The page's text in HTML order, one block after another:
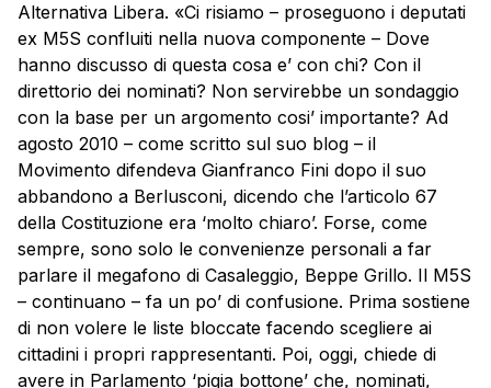
Alternativa Libera. «Ci risiamo – proseguono i deputati
ex M5S confluiti nella nuova componente – Dove
hanno discusso di questa cosa e’ con chi? Con il
direttorio dei nominati? Non servirebbe un sondaggio
con la base per un argomento cosi’ importante? Ad
agosto 2010 – come scritto sul suo blog – il
Movimento difendeva Gianfranco Fini dopo il suo
abbandono a Berlusconi, dicendo che l’articolo 67
della Costituzione era ‘molto chiaro’. Forse, come
sempre, sono solo le convenienze personali a far
parlare il megafono di Casaleggio, Beppe Grillo. Il M5S
– continuano – fa un po’ di confusione. Prima sostiene
di non volere le liste bloccate facendo scegliere ai
cittadini i propri rappresentanti. Poi, oggi, chiede di
avere in Parlamento ‘pigia bottone’ che, nominati,